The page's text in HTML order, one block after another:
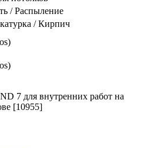
/ Распыление
/ Кирпич
7 для внутренних работ на
[10955]